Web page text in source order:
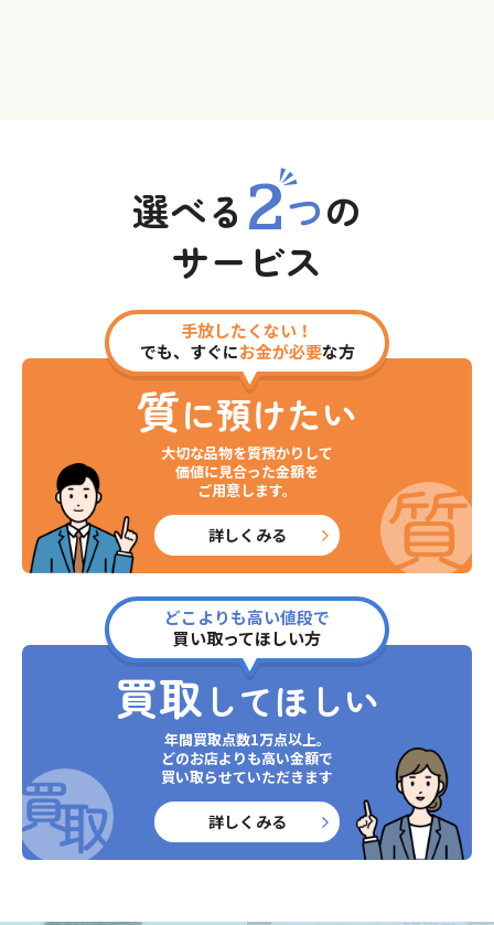
選べる 2つの
サービス
手放したくない！
でも、すぐにお金が必要な方
質に預けたい
大切な品物を質預かりして
価値に見合った金額を
ご用意します。
詳しくみる
どこよりも高い値段で
買い取ってほしい方
買取 してほしい
年間買取点数1万点以上。
どのお店よりも高い金額で
買い取らせていただきます
詳しくみる